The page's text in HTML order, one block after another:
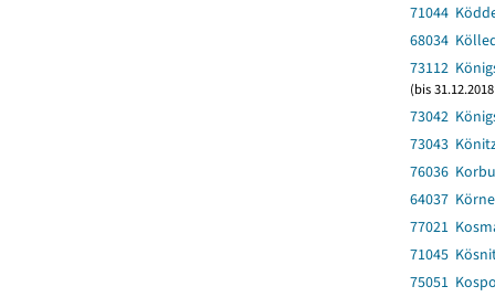
71044
68034
73112
(bis
73042
73043
76036
64037
77021
71045
75051